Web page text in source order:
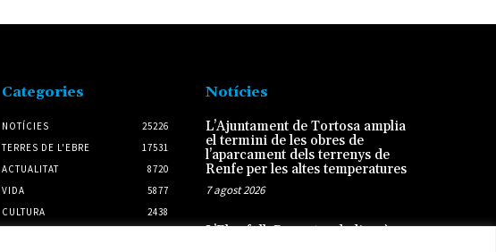
Categories
NOTÍCIES
25226
TERRES DE L'EBRE
17531
ACTUALITAT
8720
VIDA
5877
CULTURA
2438
Notícies
L’Ajuntament de Tortosa amplia
el termini de les obres de
l’aparcament dels terrenys de
Renfe per les altes temperatures
7 agost 2026
L’Ebrefolk Roquetes dedicarà